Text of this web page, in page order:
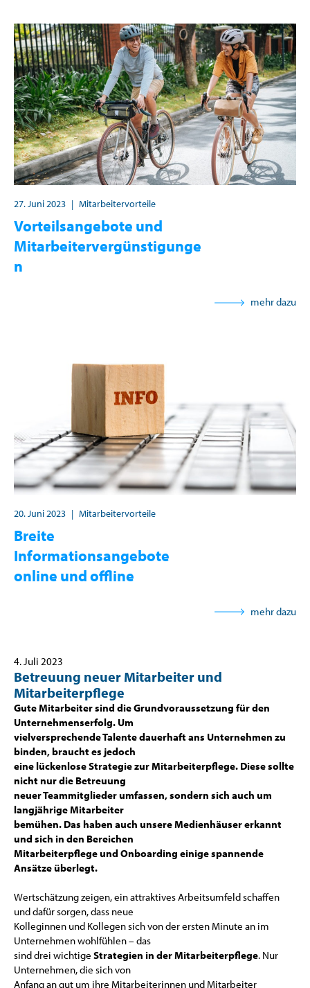
27. Juni 2023 | Mitarbeitervorteile
Vorteilsangebote und
Mitarbeitervergünstigunge
n
mehr dazu
20. Juni 2023 | Mitarbeitervorteile
Breite
Informationsangebote
online und offline
mehr dazu
4. Juli 2023
Betreuung neuer Mitarbeiter und
Mitarbeiterpflege
Gute Mitarbeiter sind die Grundvoraussetzung für den
Unternehmenserfolg. Um
vielversprechende Talente dauerhaft ans Unternehmen zu
binden, braucht es jedoch
eine lückenlose Strategie zur Mitarbeiterpflege. Diese sollte
nicht nur die Betreuung
neuer Teammitglieder umfassen, sondern sich auch um
langjährige Mitarbeiter
bemühen. Das haben auch unsere Medienhäuser erkannt
und sich in den Bereichen
Mitarbeiterpflege und Onboarding einige spannende
Ansätze überlegt.
Wertschätzung zeigen, ein attraktives Arbeitsumfeld schaffen
und dafür sorgen, dass neue
Kolleginnen und Kollegen sich von der ersten Minute an im
Unternehmen wohlfühlen – das
sind drei wichtige Strategien in der Mitarbeiterpflege. Nur
Unternehmen, die sich von
Anfang an gut um ihre Mitarbeiterinnen und Mitarbeiter